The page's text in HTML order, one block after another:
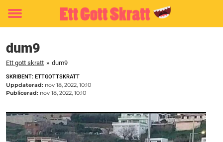
Toggle
dum9
Ett gott skratt » dum9
SKRIBENT: ETTGOTTSKRATT
Uppdaterad: nov 18, 2022, 10:10
Publicerad: nov 18, 2022, 10:10